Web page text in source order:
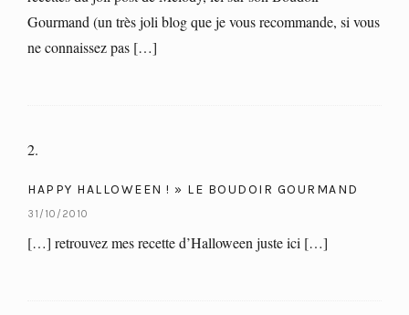
Gourmand (un très joli blog que je vous recommande, si vous
ne connaissez pas […]
HAPPY HALLOWEEN ! » LE BOUDOIR GOURMAND
31/10/2010
[…] retrouvez mes recette d’Halloween juste ici […]